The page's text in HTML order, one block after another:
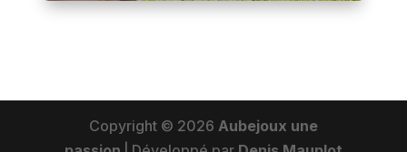
Copyright © 2026 Aubejoux une